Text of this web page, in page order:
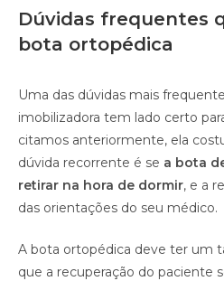
Dúvidas frequentes
bota ortopédica
Uma das dúvidas mais
imobilizadora tem lado certo
citamos anteriormente, ela
dúvida recorrente é se a bota
retirar na hora de dormir, e a
das orientações do seu médico.
A bota ortopédica deve ter um
que a recuperação do paciente